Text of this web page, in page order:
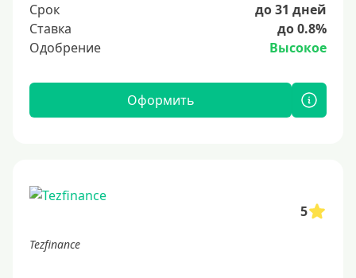
Срок
до 31 дней
Ставка
до 0.8%
Одобрение
Высокое
Оформить
5
Tezfinance